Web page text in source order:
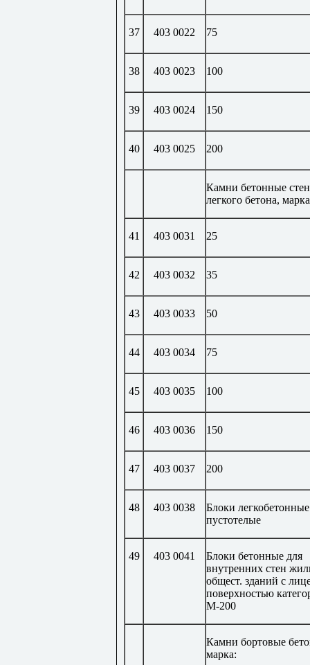
37 403 0022 75
38 403 0023 100
39 403 0024 150
40 403 0025 200
Камни бетонные
легкого бетона,
41 403 0031 25
42 403 0032 35
43 403 0033 50
44 403 0034 75
45 403 0035 100
46 403 0036 150
47 403 0037 200
48 403 0038
Блоки легкобетонные
пустотелые
49 403 0041
Блоки бетонные для
внутренних стен
общест. зданий с
поверхностью
М-200
Камни бортовые
марка: